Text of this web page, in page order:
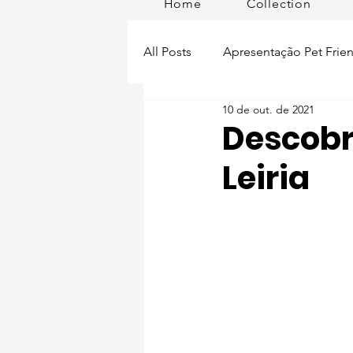
Home Collection
All Posts Apresentação Pet
Pet Passeios Acessórios
Lisboa Distrito Produtos
Leiria
10 de out. de 2021